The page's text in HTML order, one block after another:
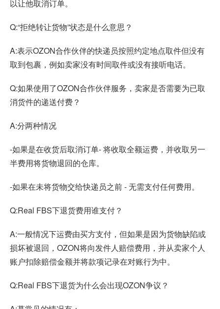
以让他取消订单。
Q:“拒绝转让货物”状态是什么意思？
A:表示OZON合作伙伴的快递员按照约定地点取件但没有
取到包裹，例如卖家没有时间取件或没有接听电话。
Q:如果使用了OZON合作伙伴服务，卖家是否需要为已取
消货件的递送付费？
A:分两种情况
-如果是在收货后取消订单- 将收取全额运费，并收取另一
半费用将货物退回的仓库。
-如果在未将货物交给快递员之前 - 无需支付任何费用。
Q:Real FBS下退货费用谁支付？
A:一般情况下运费由买方支付，但如果是因为货物缺陷或
损坏被退回，OZON将向发件人赔偿费用，并从卖家个人
账户扣除赔偿金额并将款项记录在对账行为中。
Q:Real FBS下退货为什么会出现OZON争议？